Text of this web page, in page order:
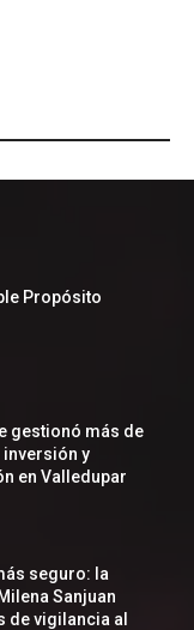
Propósito
gestionó más de
y
en Valledupar
seguro: la
Sanjuan
de vigilancia al